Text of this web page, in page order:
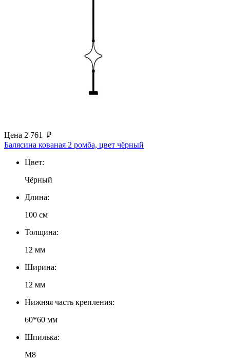
Цена 2 761
₽
Балясина кованая 2 ромба, цвет чёрный
Цвет:
Чёрный
Длина:
100 см
Толщина:
12 мм
Ширина:
12 мм
Нижняя часть крепления:
60*60 мм
Шпилька:
М8